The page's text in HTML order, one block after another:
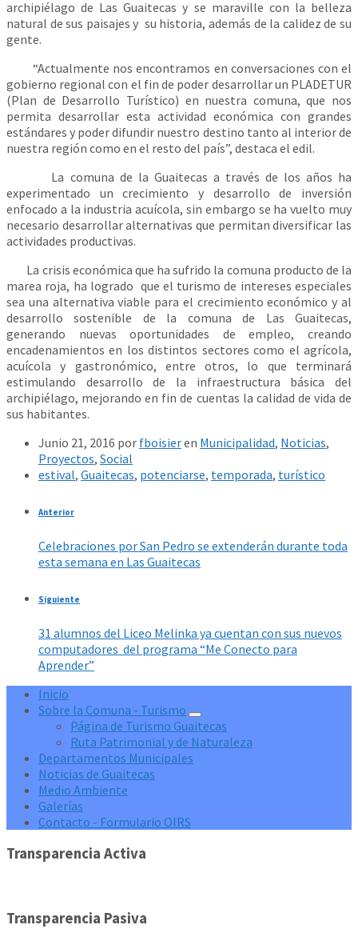
archipiélago de Las Guaitecas y se maraville con la belleza
natural de sus paisajes y su historia, además de la calidez de su
gente.
“Actualmente nos encontramos en conversaciones con el
gobierno regional con el fin de poder desarrollar un PLADETUR
(Plan de Desarrollo Turístico) en nuestra comuna, que nos
permita desarrollar esta actividad económica con grandes
estándares y poder difundir nuestro destino tanto al interior de
nuestra región como en el resto del país”, destaca el edil.
La comuna de la Guaitecas a través de los años ha
experimentado un crecimiento y desarrollo de inversión
enfocado a la industria acuícola, sin embargo se ha vuelto muy
necesario desarrollar alternativas que permitan diversificar las
actividades productivas.
La crisis económica que ha sufrido la comuna producto de la
marea roja, ha logrado que el turismo de intereses especiales
sea una alternativa viable para el crecimiento económico y al
desarrollo sostenible de la comuna de Las Guaitecas,
generando nuevas oportunidades de empleo, creando
encadenamientos en los distintos sectores como el agrícola,
acuícola y gastronómico, entre otros, lo que terminará
estimulando desarrollo de la infraestructura básica del
archipiélago, mejorando en fin de cuentas la calidad de vida de
sus habitantes.
Junio 21, 2016 por fboisieren Municipalidad, Noticias,
Proyectos, Social
estival, Guaitecas, potenciarse, temporada, turístico
Anterior
Celebraciones por San Pedro se extenderán durante toda
esta semana en Las Guaitecas
Siguiente
31 alumnos del Liceo Melinka ya cuentan con sus nuevos
computadores del programa “Me Conecto para
Aprender”
Inicio
Sobre la Comuna - Turismo
Página de Turismo Guaitecas
Ruta Patrimonial y de Naturaleza
Departamentos Municipales
Noticias de Guaitecas
Medio Ambiente
Galerías
Contacto - Formulario OIRS
Transparencia Activa
Transparencia Pasiva